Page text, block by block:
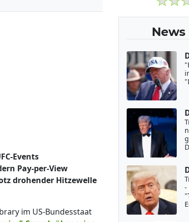
Events
Pay-per-View
drohender Hitzewelle
im US-Bundesstaat
-